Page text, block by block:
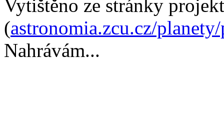
Vytištěno ze stránky
(astronomia.zcu.cz/
Nahrávám...